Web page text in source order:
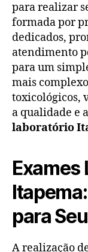
para realizar
formada por
dedicados,
atendimento
para um
mais
toxicológicos,
a qualidade e
laboratório
Exames
para
A realização